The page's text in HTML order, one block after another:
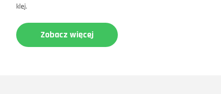
klej.
Zobacz więcej